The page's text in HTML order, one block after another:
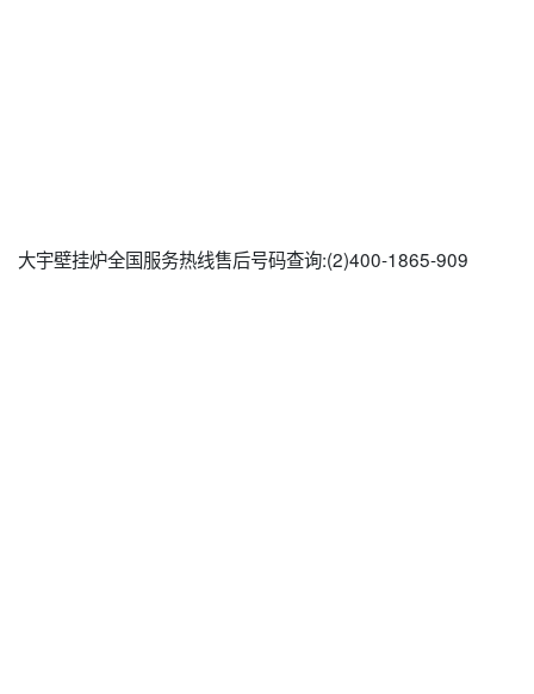
大宇壁挂炉全国服务热线售后号码查询:(2)400-1865-909